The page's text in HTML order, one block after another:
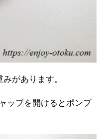
があります。
ップを開けるとポンプ